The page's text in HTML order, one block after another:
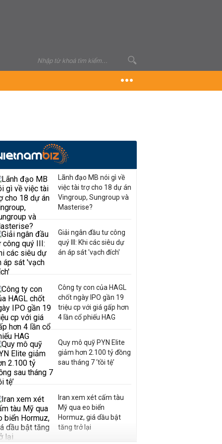
Lãnh đạo MB nói gì về
việc tài trợ cho 18 dự án
Vingroup, Sungroup và
Masterise?
Giải ngân đầu tư công
quý III: Khi các siêu dự
án áp sát 'vạch đích'
Công ty con của HAGL
chốt ngày IPO gần 19
triệu cp với giá gấp hơn
4 lần cổ phiếu HAG
Quy mô quỹ PYN Elite
giảm hơn 2.100 tỷ đồng
sau tháng 7 ‘tồi tệ’
Iran xem xét cấm tàu
Mỹ qua eo biển
Hormuz, giá dầu bật
tăng trở lại